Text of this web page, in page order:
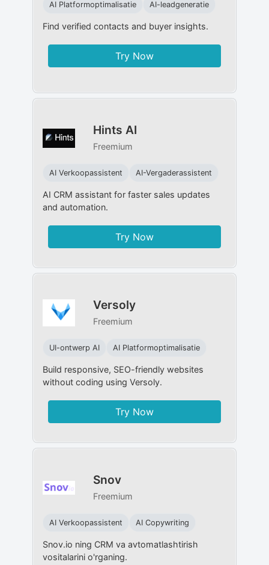
AI Platformoptimalisatie AI-leadgeneratie
Find verified contacts and buyer insights.
Try Now
Hints AI
Freemium
AI Verkoopassistent AI-Vergaderassistent
AI CRM assistant for faster sales updates
and automation.
Try Now
Versoly
Freemium
UI-ontwerp AI AI Platformoptimalisatie
Build responsive, SEO-friendly websites
without coding using Versoly.
Try Now
Snov
Freemium
AI Verkoopassistent AI Copywriting
Snov.io ning CRM va avtomatlashtirish
vositalarini o'rganing.